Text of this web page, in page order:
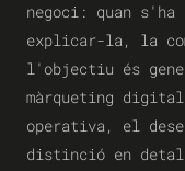
negoci: quan
explicar-la, la
l'objectiu és
màrqueting
operativa, el
distinció en